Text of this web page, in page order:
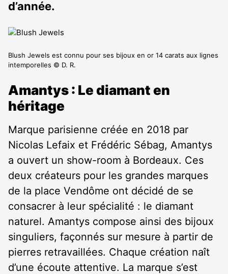
d’année.
Blush Jewels est connu pour ses bijoux en or 14 carats aux lignes
intemporelles © D. R.
Amantys : Le diamant en
héritage
Marque parisienne créée en 2018 par
Nicolas Lefaix et Frédéric Sébag, Amantys
a ouvert un show-room à Bordeaux. Ces
deux créateurs pour les grandes marques
de la place Vendôme ont décidé de se
consacrer à leur spécialité : le diamant
naturel. Amantys compose ainsi des bijoux
singuliers, façonnés sur mesure à partir de
pierres retravaillées. Chaque création naît
d’une écoute attentive. La marque s’est